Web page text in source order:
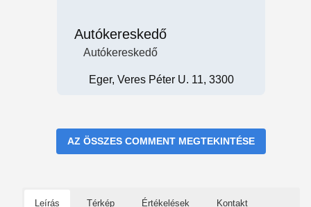
Autókereskedő
Autókereskedő
Eger, Veres Péter U. 11, 3300
AZ ÖSSZES COMMENT MEGTEKINTÉSE
Leírás Térkép Értékelések Kontakt